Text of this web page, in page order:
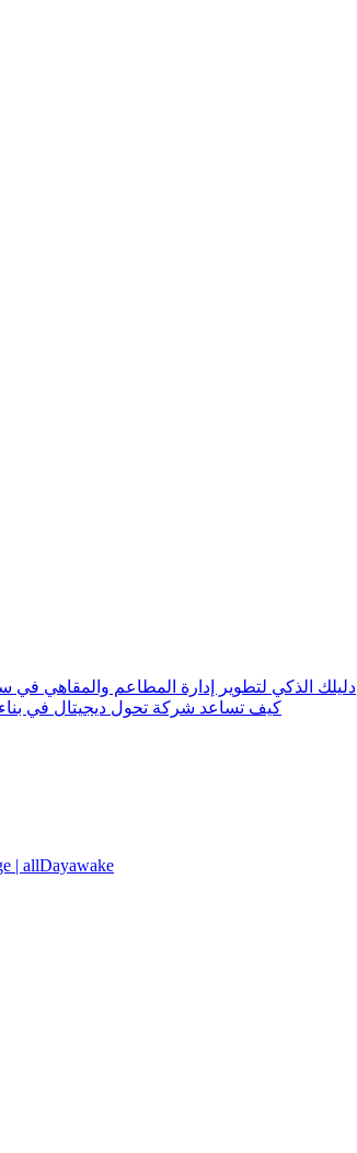
دليلك الذكي لتطوير إدارة المطاعم والمقاهي في
كيف تساعد شركة تحول ديجيتال في
| allDayawake